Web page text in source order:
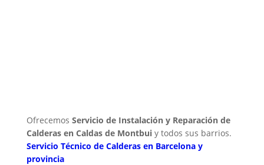
Ofrecemos Servicio de Instalación y Reparación de
Calderas en Caldas de Montbuiy todos sus barrios.
Servicio Técnico de Calderas en Barcelona y
provincia